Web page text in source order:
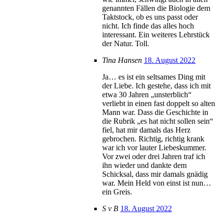
genannten Fällen die Biologie dem
Taktstock, ob es uns passt oder
nicht. Ich finde das alles hoch
interessant. Ein weiteres Lehrstück
der Natur. Toll.
Tina Hansen 18. August 2022
Ja… es ist ein seltsames Ding mit
der Liebe. Ich gestehe, dass ich mit
etwa 30 Jahren „unsterblich“
verliebt in einen fast doppelt so alten
Mann war. Dass die Geschichte in
die Rubrik „es hat nicht sollen sein“
fiel, hat mir damals das Herz
gebrochen. Richtig, richtig krank
war ich vor lauter Liebeskummer.
Vor zwei oder drei Jahren traf ich
ihn wieder und dankte dem
Schicksal, dass mir damals gnädig
war. Mein Held von einst ist nun…
ein Greis.
S v B 18. August 2022